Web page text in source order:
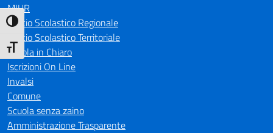
Attiva/disattiva alto contrasto
Attiva/disattiva dimensione testo
MIUR
Ufficio Scolastico Regionale
Ufficio Scolastico Territoriale
Scuola in Chiaro
Iscrizioni On Line
Invalsi
Comune
Scuola senza zaino
Amministrazione Trasparente